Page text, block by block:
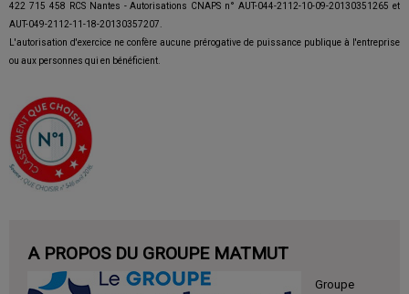
422 715 458 RCS Nantes - Autorisations CNAPS n° AUT-044-2112-10-09-20130351265 et
AUT-049-2112-11-18-20130357207.
L'autorisation d'exercice ne confère aucune prérogative de puissance publique à l'entreprise
ou aux personnes qui en bénéficient.
A PROPOS DU GROUPE MATMUT
Groupe